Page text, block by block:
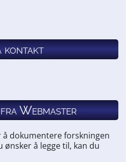
kontakt
Webmaster
dokumentere forskningen
ønsker å legge til, kan du